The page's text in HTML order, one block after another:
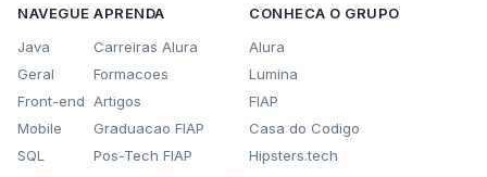
NAVEGUE
Java
Geral
Front-end
Mobile
SQL
APRENDA
Carreiras Alura
Formacoes
Artigos
Graduacao FIAP
Pos-Tech FIAP
CONHECA O GRUPO
Alura
Lumina
FIAP
Casa do Codigo
Hipsters.tech